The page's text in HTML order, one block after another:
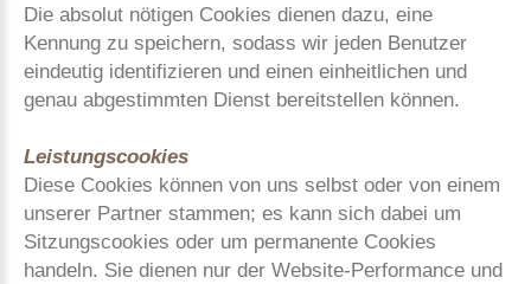
Die absolut nötigen Cookies dienen dazu, eine
Kennung zu speichern, sodass wir jeden Benutzer
eindeutig identifizieren und einen einheitlichen und
genau abgestimmten Dienst bereitstellen können.
Leistungscookies
Diese Cookies können von uns selbst oder von einem
unserer Partner stammen; es kann sich dabei um
Sitzungscookies oder um permanente Cookies
handeln. Sie dienen nur der Website-Performance und